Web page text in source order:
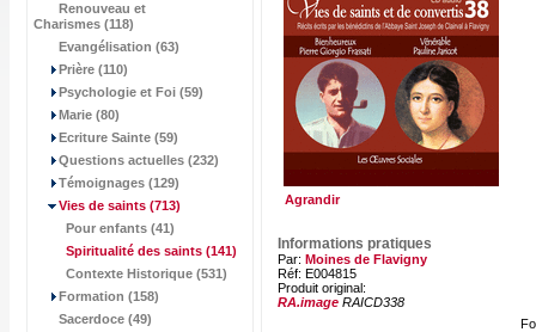
Renouveau et
Charismes (118)
Evangélisation (63)
Prière (110)
Psychologie et Foi (59)
Marie (80)
Ecriture Sainte (59)
Questions actuelles (232)
Témoignages (129)
Vies de saints (713)
Pour enfants (41)
Spiritualité des saints (141)
Contexte Historique (531)
Formation (158)
Sacerdoce (49)
Agrandir
Informations pratiques
Par: Moines de Flavigny
Réf: E004815
Produit original:
RA.image RAICD338